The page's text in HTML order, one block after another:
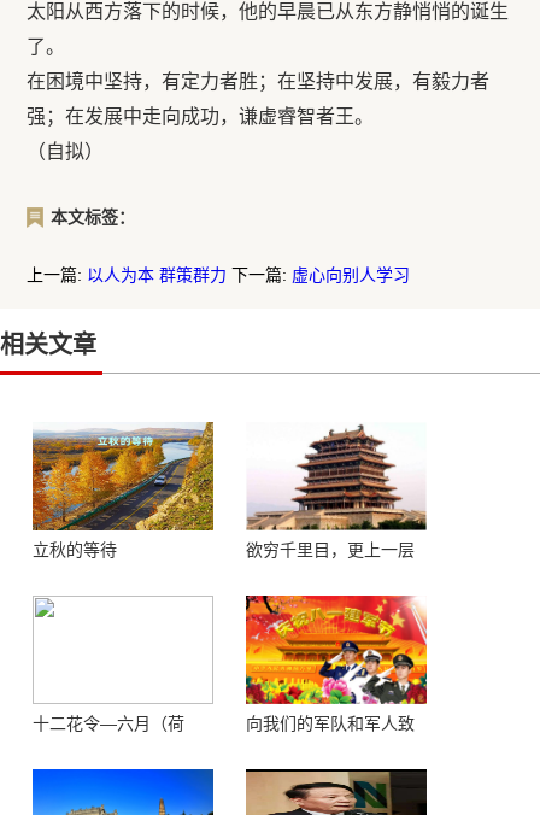
太阳从西方落下的时候，他的早晨已从东方静悄悄的诞生
了。
在困境中坚持，有定力者胜；在坚持中发展，有毅力者
强；在发展中走向成功，谦虚睿智者王。
（自拟）
本文标签：
上一篇: 以人为本 群策群力 下一篇: 虚心向别人学习
相关文章
立秋的等待
欲穷千里目，更上一层
十二花令—六月（荷
向我们的军队和军人致